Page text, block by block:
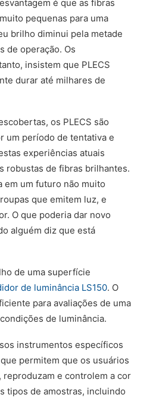
é que as fibras
pequenas para uma
brilho diminui pela metade
de operação. Os
insistem que PLECS
durar até milhares de
os PLECS são
um período de tentativa e
experiências atuais
robustas de fibras brilhantes.
em um futuro não muito
que emitem luz, e
O que poderia dar novo
alguém diz que está
de uma superfície
de luminância LS150. O
para avaliações de uma
de luminância.
instrumentos específicos
permitem que os usuários
reproduzam e controlem a cor
tipos de amostras, incluindo